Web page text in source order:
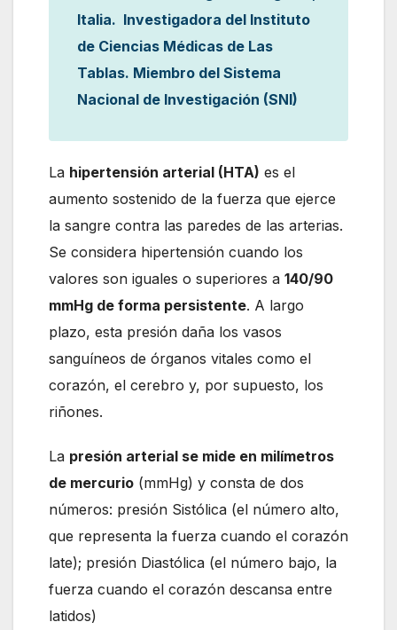
Italia. Investigadora del Instituto
de Ciencias Médicas de Las
Tablas. Miembro del Sistema
Nacional de Investigación (SNI)
La hipertensión arterial (HTA) es el
aumento sostenido de la fuerza que ejerce
la sangre contra las paredes de las arterias.
Se considera hipertensión cuando los
valores son iguales o superiores a 140/90
mmHg de forma persistente. A largo
plazo, esta presión daña los vasos
sanguíneos de órganos vitales como el
corazón, el cerebro y, por supuesto, los
riñones.
La presión arterial se mide en milímetros
de mercurio (mmHg) y consta de dos
números: presión Sistólica (el número alto,
que representa la fuerza cuando el corazón
late); presión Diastólica (el número bajo, la
fuerza cuando el corazón descansa entre
latidos)